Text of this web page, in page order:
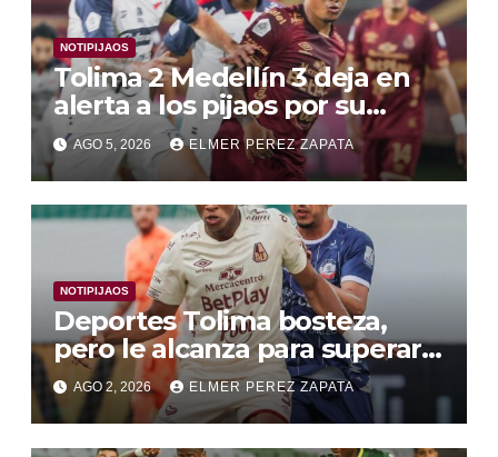
NOTIPIJAOS
Tolima 2 Medellín 3 deja en
alerta a los pijaos por su
fútbol irregular
AGO 5, 2026 ELMER PEREZ ZAPATA
NOTIPIJAOS
Deportes Tolima bosteza,
pero le alcanza para superar a
Alianza Valledupar 2 A 1
AGO 2, 2026 ELMER PEREZ ZAPATA